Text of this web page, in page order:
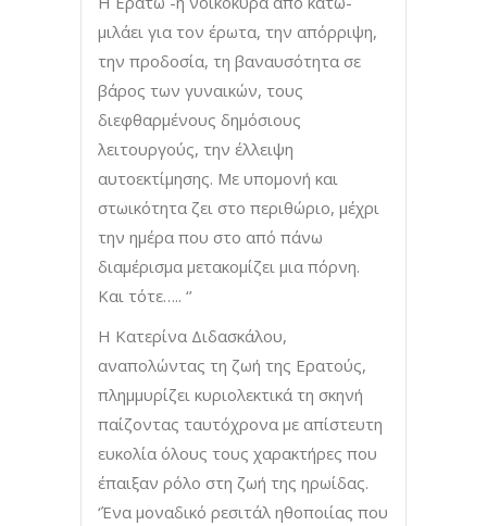
μιλάει για τον έρωτα, την απόρριψη,
την προδοσία, τη βαναυσότητα σε
βάρος των γυναικών, τους
διεφθαρμένους δημόσιους
λειτουργούς, την έλλειψη
αυτοεκτίμησης. Με υπομονή και
στωικότητα ζει στο περιθώριο, μέχρι
την ημέρα που στο από πάνω
διαμέρισμα μετακομίζει μια πόρνη.
Και τότε….. ‘’
Η Κατερίνα Διδασκάλου,
αναπολώντας τη ζωή της Ερατούς,
πλημμυρίζει κυριολεκτικά τη σκηνή
παίζοντας ταυτόχρονα με απίστευτη
ευκολία όλους τους χαρακτήρες που
έπαιξαν ρόλο στη ζωή της ηρωίδας.
‘Ένα μοναδικό ρεσιτάλ ηθοποιίας που